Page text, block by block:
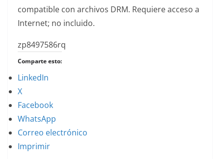
compatible con archivos DRM. Requiere acceso a
Internet; no incluido.
zp8497586rq
Comparte esto:
LinkedIn
X
Facebook
WhatsApp
Correo electrónico
Imprimir